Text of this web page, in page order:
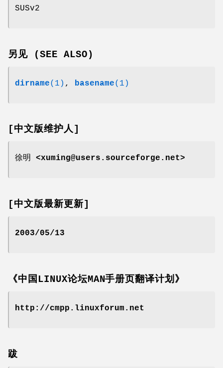
SUSv2
另见 (SEE ALSO)
dirname(1) , basename(1)
[中文版维护人]
徐明 <xuming@users.sourceforge.net>
[中文版最新更新]
2003/05/13
《中国LINUX论坛MAN手册页翻译计划》
http://cmpp.linuxforum.net
跋